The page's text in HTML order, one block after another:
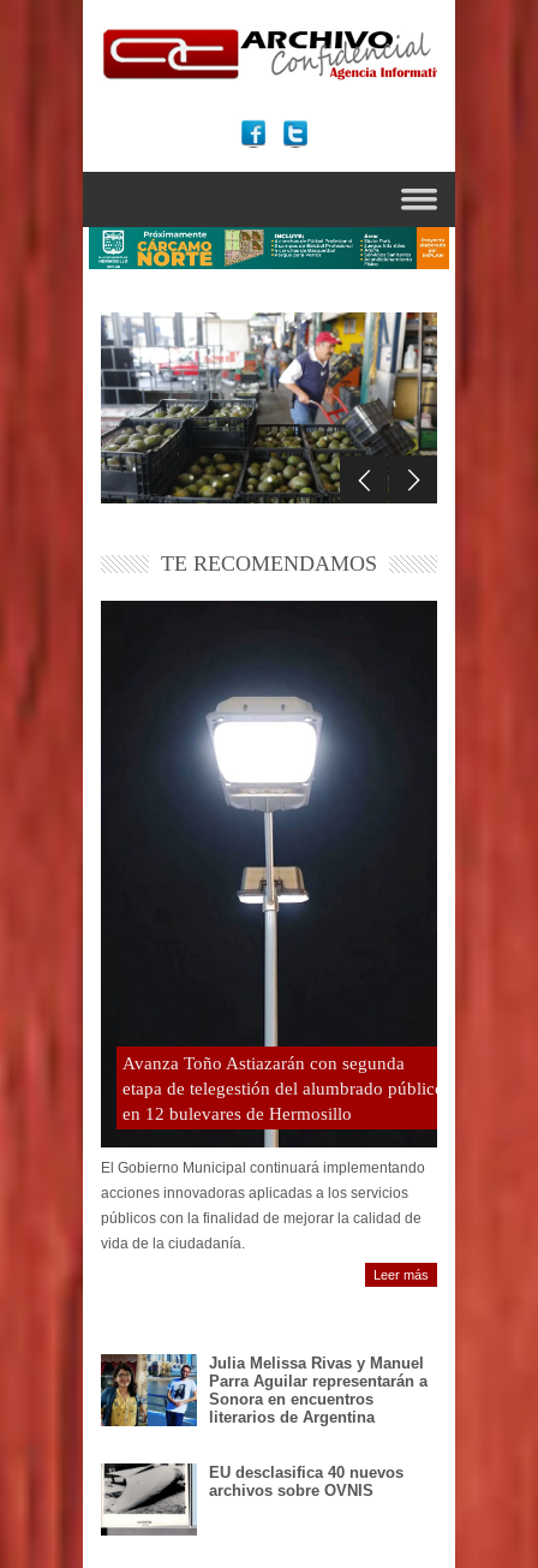
TE RECOMENDAMOS
Avanza Toño Astiazarán con segunda
etapa de telegestión del alumbrado público
en 12 bulevares de Hermosillo
El Gobierno Municipal continuará implementando
acciones innovadoras aplicadas a los servicios
públicos con la finalidad de mejorar la calidad de
vida de la ciudadanía.
Leer más
Julia Melissa Rivas y Manuel
Parra Aguilar representarán a
Sonora en encuentros
literarios de Argentina
EU desclasifica 40 nuevos
archivos sobre OVNIS